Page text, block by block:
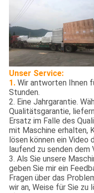
Unser Service:
1. Wir antworten Ihnen
Stunden.
2. Eine Jahrgarantie.
Qualitätsgarantie,
Ersatz im Falle des
mit Maschine erhalten,
lösen können ein Video
laufend zu senden dem
3. Als Sie unsere
geben Sie mir ein
Fragen über das
wir an, Weise für Sie zu